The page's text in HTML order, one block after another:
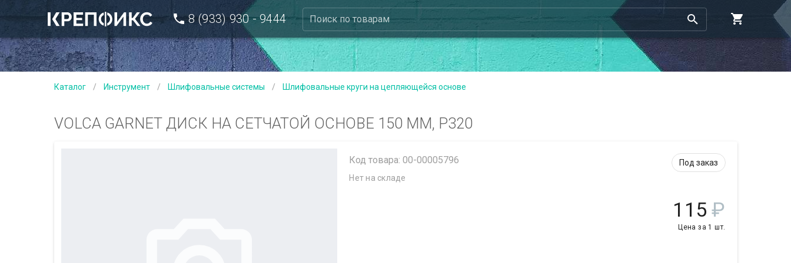
8 (933) 930 - 9444 Поиск по товарам
Каталог / Инструмент / Шлифовальные системы / Шлифовальные круги на цепляющейся основе
VOLCA GARNET ДИСК НА СЕТЧАТОЙ ОСНОВЕ 150 ММ, P320
Код товара: 00-00005796
Нет на складе
Под заказ
115 ₽
Цена за 1 шт.